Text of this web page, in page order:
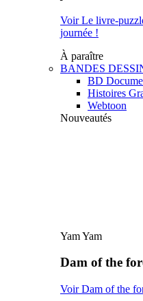
Voir Le livre-
journée !
À paraître
BANDES
BD
Histoires
Webtoon
Nouveautés
Yam Yam
Dam of the
Voir Dam of the